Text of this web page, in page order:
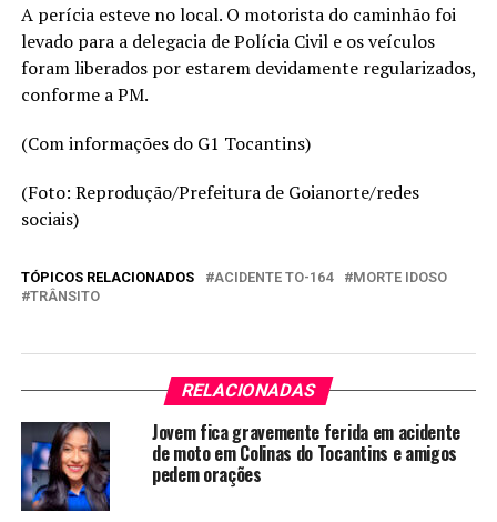
A perícia esteve no local. O motorista do caminhão foi
levado para a delegacia de Polícia Civil e os veículos
foram liberados por estarem devidamente regularizados,
conforme a PM.
(Com informações do G1 Tocantins)
(Foto: Reprodução/Prefeitura de Goianorte/redes
sociais)
TÓPICOS RELACIONADOS ACIDENTE TO-164
MORTE IDOSO
TRÂNSITO
RELACIONADAS
Jovem fica gravemente ferida em acidente
de moto em Colinas do Tocantins e amigos
pedem orações